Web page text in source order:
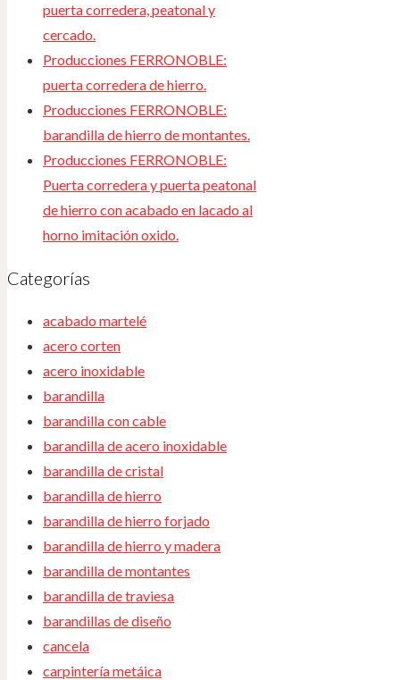
puerta corredera, peatonal y
cercado.
Producciones FERRONOBLE:
puerta corredera de hierro.
Producciones FERRONOBLE:
barandilla de hierro de montantes.
Producciones FERRONOBLE:
Puerta corredera y puerta peatonal
de hierro con acabado en lacado al
horno imitación oxido.
Categorías
acabado martelé
acero corten
acero inoxidable
barandilla
barandilla con cable
barandilla de acero inoxidable
barandilla de cristal
barandilla de hierro
barandilla de hierro forjado
barandilla de hierro y madera
barandilla de montantes
barandilla de traviesa
barandillas de diseño
cancela
carpintería metáica